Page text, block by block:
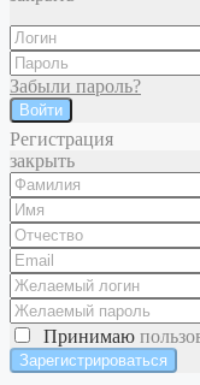
Забыли пароль?
Войти
Регистрация
закрыть
Принимаю